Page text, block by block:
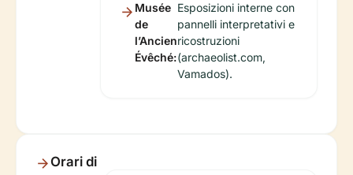
Musée
de
l’Ancien
Évêché:
Esposizioni interne con
pannelli interpretativi e
ricostruzioni
(archaeolist.com,
Vamados).
Orari di